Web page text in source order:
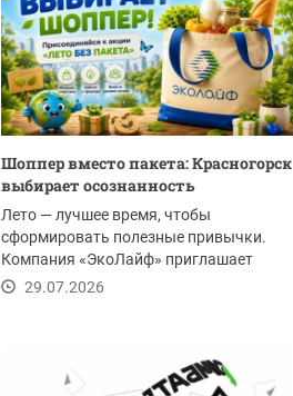
Шоппер вместо пакета: Красногорск
выбирает осознанность
Лето — лучшее время, чтобы
сформировать полезные привычки.
Компания «ЭкоЛайф» приглашает
жителей Красногорска и всего...
29.07.2026